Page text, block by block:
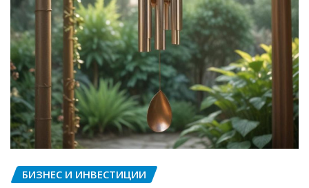
БИЗНЕС И ИНВЕСТИЦИИ